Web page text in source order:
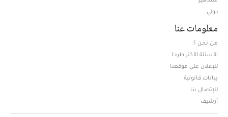
دولي
معلومات عنا
من نحن ؟
الأسئلة الأكثر طرحا
للإعلان على موقعنا
بيانات قانونية
للإتصال بنا
أرشيف